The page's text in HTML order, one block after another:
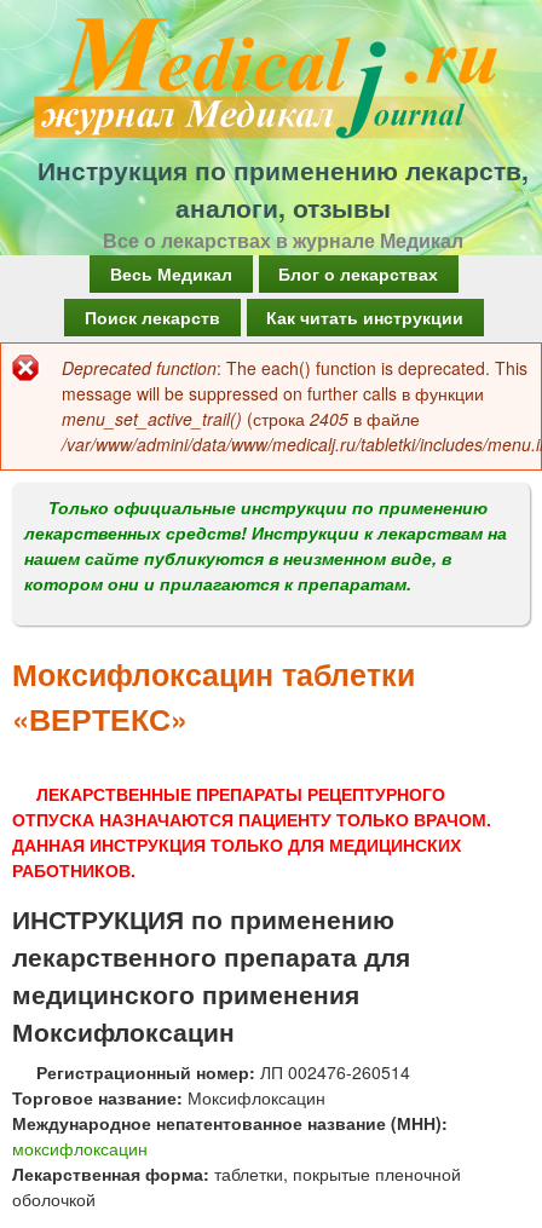
Перейти
к
основному
содержанию
Инструкция по применению лекарств,
аналоги, отзывы
Все о лекарствах в журнале Медикал
а
в
о
м
е
н
Весь Медикал
Блог о лекарствах
Поиск лекарств
Как читать инструкции
Сообщение
об
ошибке
Deprecated function: The each() function is deprecated. This
message will be suppressed on further calls в функции
menu_set_active_trail() (строка 2405 в файле
/var/www/admini/data/www/medicalj.ru/tabletki/includes/
Только официальные инструкции по применению
лекарственных средств! Инструкции к лекарствам на
нашем сайте публикуются в неизменном виде, в
котором они и прилагаются к препаратам.
Моксифлоксацин таблетки
«ВЕРТЕКС»
ЛЕКАРСТВЕННЫЕ ПРЕПАРАТЫ РЕЦЕПТУРНОГО
ОТПУСКА НАЗНАЧАЮТСЯ ПАЦИЕНТУ ТОЛЬКО ВРАЧОМ.
ДАННАЯ ИНСТРУКЦИЯ ТОЛЬКО ДЛЯ МЕДИЦИНСКИХ
РАБОТНИКОВ.
ИНСТРУКЦИЯ по применению
лекарственного препарата для
медицинского применения
Моксифлоксацин
Регистрационный номер: ЛП 002476-260514
Торговое название: Моксифлоксацин
Международное непатентованное название (МНН):
моксифлоксацин
Лекарственная форма: таблетки, покрытые пленочной
оболочкой